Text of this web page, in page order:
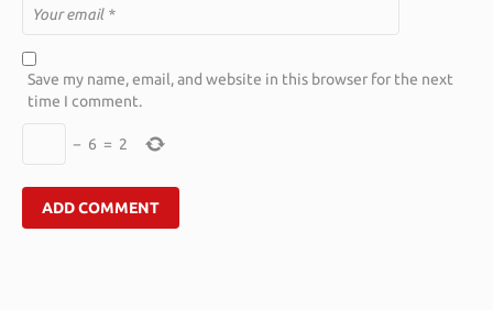
Save my name, email, and website in this browser for the next
time I comment.
− 6 = 2